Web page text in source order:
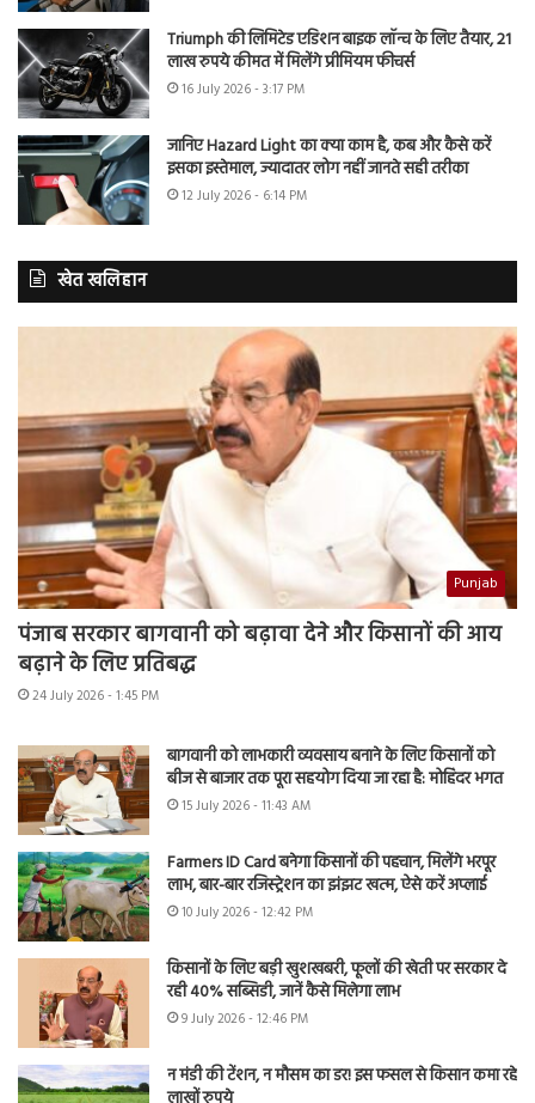
Triumph की लिमिटेड एडिशन बाइक लॉन्च के लिए तैयार, 21
लाख रुपये कीमत में मिलेंगे प्रीमियम फीचर्स
16 July 2026 - 3:17 PM
जानिए Hazard Light का क्या काम है, कब और कैसे करें
इसका इस्तेमाल, ज्यादातर लोग नहीं जानते सही तरीका
12 July 2026 - 6:14 PM
खेत खलिहान
Punjab
पंजाब सरकार बागवानी को बढ़ावा देने और किसानों की आय
बढ़ाने के लिए प्रतिबद्ध
24 July 2026 - 1:45 PM
बागवानी को लाभकारी व्यवसाय बनाने के लिए किसानों को
बीज से बाजार तक पूरा सहयोग दिया जा रहा है: मोहिंदर भगत
15 July 2026 - 11:43 AM
Farmers ID Card बनेगा किसानों की पहचान, मिलेंगे भरपूर
लाभ, बार-बार रजिस्ट्रेशन का झंझट खत्म, ऐसे करें अप्लाई
10 July 2026 - 12:42 PM
किसानों के लिए बड़ी खुशखबरी, फूलों की खेती पर सरकार दे
रही 40% सब्सिडी, जानें कैसे मिलेगा लाभ
9 July 2026 - 12:46 PM
न मंडी की टेंशन, न मौसम का डर! इस फसल से किसान कमा रहे